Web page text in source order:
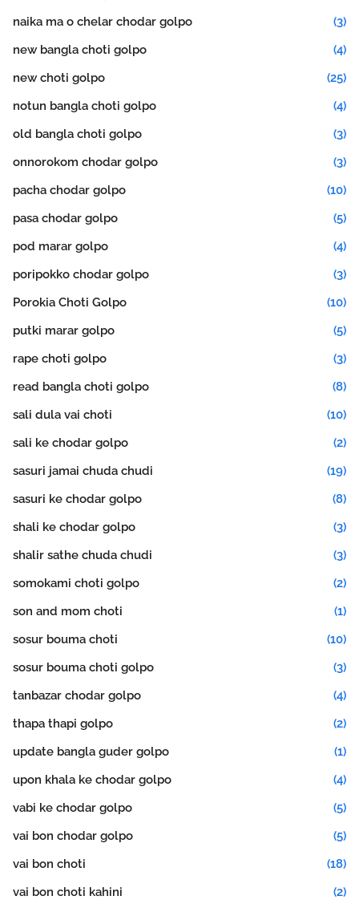
naika ma o chelar chodar golpo
(3)
new bangla choti golpo
(4)
new choti golpo
(25)
notun bangla choti golpo
(4)
old bangla choti golpo
(3)
onnorokom chodar golpo
(3)
pacha chodar golpo
(10)
pasa chodar golpo
(5)
pod marar golpo
(4)
poripokko chodar golpo
(3)
Porokia Choti Golpo
(10)
putki marar golpo
(5)
rape choti golpo
(3)
read bangla choti golpo
(8)
sali dula vai choti
(10)
sali ke chodar golpo
(2)
sasuri jamai chuda chudi
(19)
sasuri ke chodar golpo
(8)
shali ke chodar golpo
(3)
shalir sathe chuda chudi
(3)
somokami choti golpo
(2)
son and mom choti
(1)
sosur bouma choti
(10)
sosur bouma choti golpo
(3)
tanbazar chodar golpo
(4)
thapa thapi golpo
(2)
update bangla guder golpo
(1)
upon khala ke chodar golpo
(4)
vabi ke chodar golpo
(5)
vai bon chodar golpo
(5)
vai bon choti
(18)
vai bon choti kahini
(2)